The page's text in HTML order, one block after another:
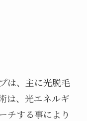
は、主に光脱毛
は、光エネルギ
チする事により